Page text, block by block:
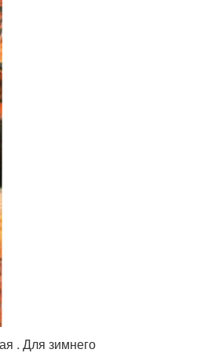
. Для зимнего